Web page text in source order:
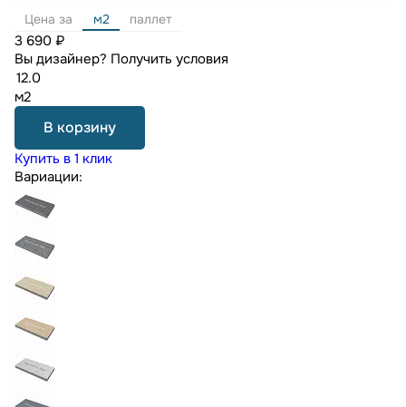
Цена за м2 паллет
3 690 ₽
Вы дизайнер? Получить условия
м2
В корзину
Купить в 1 клик
Вариации: